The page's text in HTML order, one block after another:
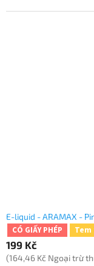
E-liquid - ARAMAX -
CÓ GIẤY PHÉP Tem
199 Kč
(164,46 Kč Ngoại trừ